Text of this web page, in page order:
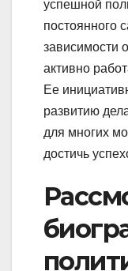
успешной
постоянного
зависимости
активно
Ее
развитию
для многих
достичь